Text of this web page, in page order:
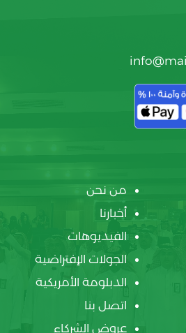
من نحن
أخبارنا
الفيديوهات
الجولات الإفتراضية
الدبلومة الأمريكية
اتصل بنا
عروض الشركاء